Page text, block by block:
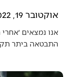
אוקטובר 19, 2022
אנו נמצאים
התבטאה ביתר